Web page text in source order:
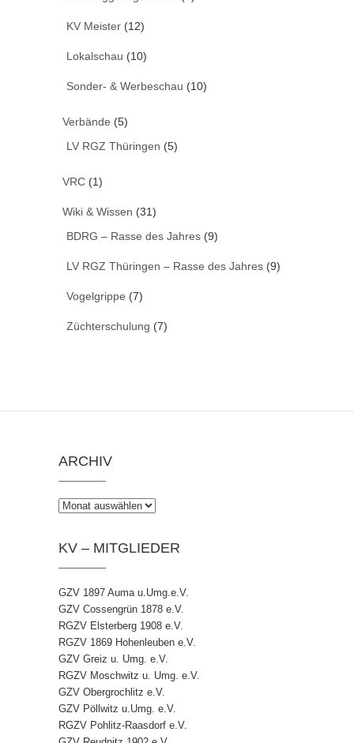
KV Meister (12)
Lokalschau (10)
Sonder- & Werbeschau (10)
Verbände (5)
LV RGZ Thüringen (5)
VRC (1)
Wiki & Wissen (31)
BDRG – Rasse des Jahres (9)
LV RGZ Thüringen – Rasse des Jahres (9)
Vogelgrippe (7)
Züchterschulung (7)
ARCHIV
Archiv
KV – MITGLIEDER
GZV 1897 Auma u.Umg.e.V.
GZV Cossengrün 1878 e.V.
RGZV Elsterberg 1908 e.V.
RGZV 1869 Hohenleuben e.V.
GZV Greiz u. Umg. e.V.
RGZV Moschwitz u. Umg. e.V.
GZV Obergrochlitz e.V.
GZV Pöllwitz u.Umg. e.V.
RGZV Pohlitz-Raasdorf e.V.